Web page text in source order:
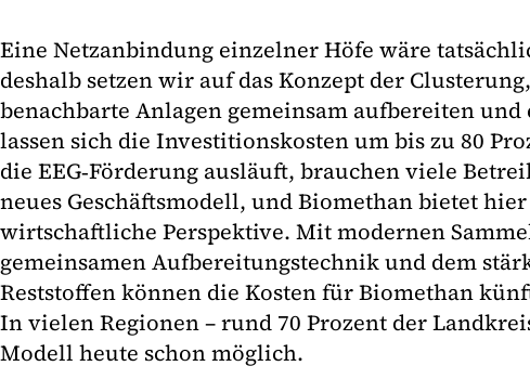
Eine Netzanbindung einzelner Höfe wäre
deshalb setzen wir auf das Konzept der
benachbarte Anlagen gemeinsam aufbereiten und
lassen sich die Investitionskosten um bis zu 80
die EEG‑Förderung ausläuft, brauchen viele
neues Geschäftsmodell, und Biomethan bietet
wirtschaftliche Perspektive. Mit modernen
gemeinsamen Aufbereitungstechnik und dem
Reststoffen können die Kosten für Biomethan
In vielen Regionen – rund 70 Prozent der
Modell heute schon möglich.